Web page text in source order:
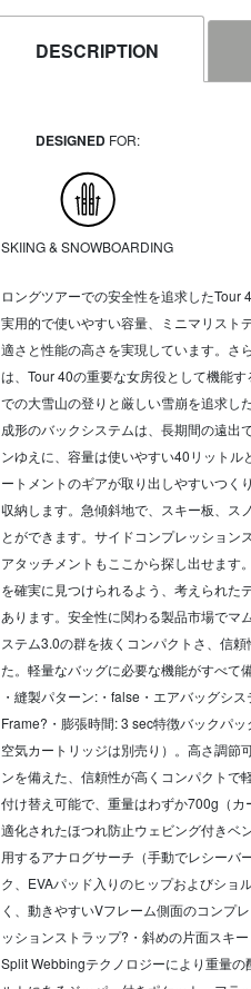
DESCRIPTION
DESIGNEDFOR:
SKIING & SNOWBOARDING
ロングツアーでの安全性を追求したTour
実用的で使いやすい容量、ミニマリスト
適さと性能の高さを実現しています。さ
は、Tour 40の重要な女房役として機能
での大雪山の登りと厳しい雪崩を追求し
成形のバックシステムは、長期間の遠出
ンゆえに、容量は使いやすい40リット
ートメントのギアが取り出しやすいつく
収納します。急傾斜地で、スキー板、ス
とができます。サイドコンプレッション
アタッチメントもここから探し出せます
を確実に見つけられるよう、考えられた
あります。安全性に関わる製品市場でマ
ステム3.0の群を抜くコンパクトさ、信
た。軽量なバッグに必要な機能がすべて
・縫製パターン:・false・エアバッグシ
Frame?・膨張時間: 3 sec特徴バックパ
空気カートリッジは別売り）。高さ調節
ンを備えた、信頼性が高くコンパクトで
付け替え可能で、重量はわずか700g（
適化されたほつれ防止ウェビング付きベ
用するアナログサーチ（手動でレシーバ
ク、EVAパッド入りのヒップおよびショ
く、動きやすいVフレーム側面のコンプ
ッションストラップ?・斜めの片面スキ
Split Webbingテクノロジーにより重量